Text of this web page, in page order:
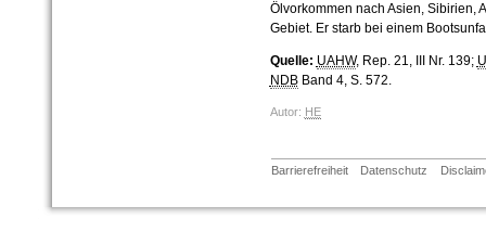
Ölvorkommen nach Asien, Sibirien,
Gebiet. Er starb bei einem
Quelle: UAHW, Rep. 21, III Nr. 139;
NDBBand 4, S. 572.
Autor: HE
Barrierefreiheit Datenschutz